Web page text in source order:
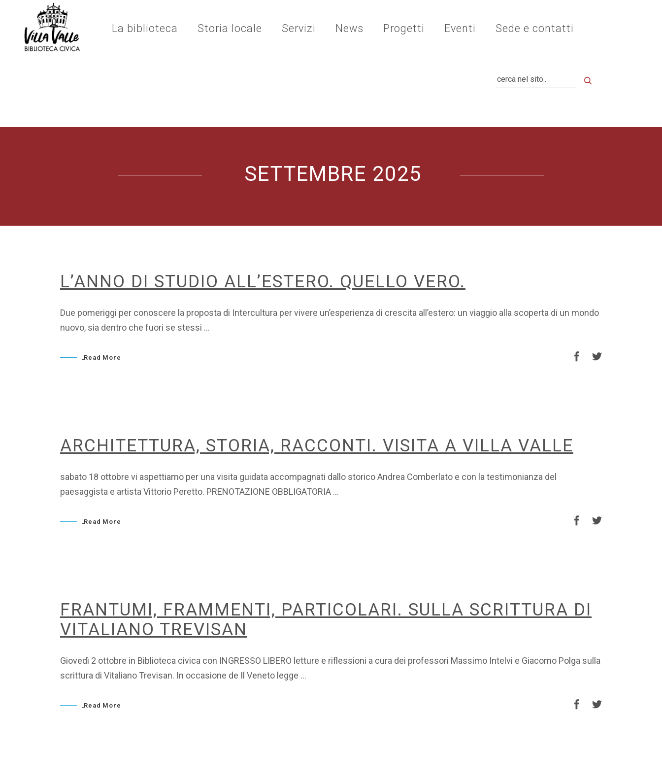
La biblioteca Storia locale Servizi News Progetti Eventi Sede e contatti
SETTEMBRE 2025
L’ANNO DI STUDIO ALL’ESTERO. QUELLO VERO.
Due pomeriggi per conoscere la proposta di Intercultura per vivere un’esperienza di crescita all’estero: un viaggio alla scoperta di un mondo
nuovo, sia dentro che fuori se stessi
Read More
ARCHITETTURA, STORIA, RACCONTI. VISITA A VILLA VALLE
sabato 18 ottobre vi aspettiamo per una visita guidata accompagnati dallo storico Andrea Comberlato e con la testimonianza del
paesaggista e artista Vittorio Peretto. PRENOTAZIONE OBBLIGATORIA
Read More
FRANTUMI, FRAMMENTI, PARTICOLARI. SULLA SCRITTURA DI
VITALIANO TREVISAN
Giovedì 2 ottobre in Biblioteca civica con INGRESSO LIBERO letture e riflessioni a cura dei professori Massimo Intelvi e Giacomo Polga sulla
scrittura di Vitaliano Trevisan. In occasione de Il Veneto legge
Read More